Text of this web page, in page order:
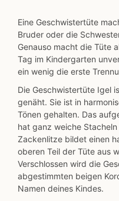
Eine Geschwistertüte
Bruder oder die
Genauso macht die Tüte
Tag im Kindergarten
ein wenig die erste
Die Geschwistertüte Igel
genäht. Sie ist in
Tönen gehalten. Das
hat ganz weiche
Zackenlitze bildet einen
oberen Teil der Tüte aus
Verschlossen wird die
abgestimmten beigen
Namen deines Kindes.